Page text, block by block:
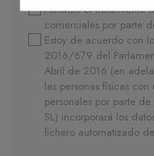
Autorizo el tratamiento
comerciales por parte
Estoy de acuerdo con
2016/679 del
Abril de 2016 (en
las personas físicas
personales por parte de
SL) incorporará los
fichero automatizado